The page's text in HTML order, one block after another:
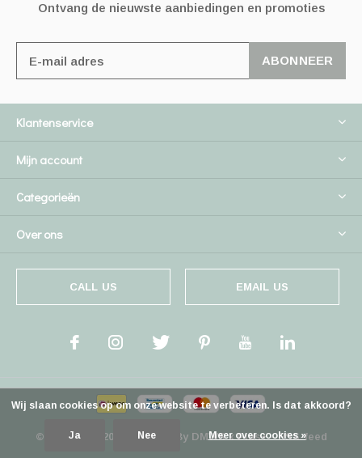
Ontvang de nieuwste aanbiedingen en promoties
ABONNEER
Klantenservice
Mijn account
Categorieën
Over ons
CALL US EMAIL US
© Copyright 2026 - Theme By DMWSxPlus+-RSS-feed
Wij slaan cookies op om onze website te verbeteren. Is dat akkoord?
Ja Nee Meer over cookies »